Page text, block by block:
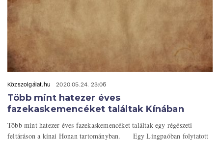
Közszolgálat.hu 2020.05.24. 23:06
Több mint hatezer éves
fazekaskemencéket találtak Kínában
Több mint hatezer éves fazekaskemencéket találtak egy régészeti
feltáráson a kínai Honan tartományban. Egy Lingpaóban folytatott